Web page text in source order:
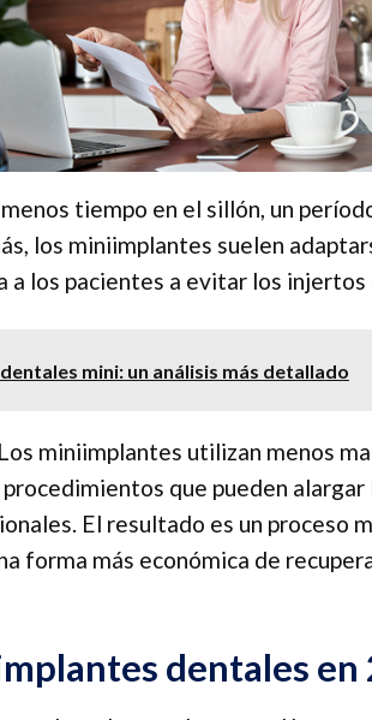
tiempo en el sillón, un
los miniimplantes suelen
a los pacientes a evitar los injertos
mini: un análisis más detallado
miniimplantes utilizan menos
que pueden alargar
El resultado es un proceso
forma más económica de
dentales en